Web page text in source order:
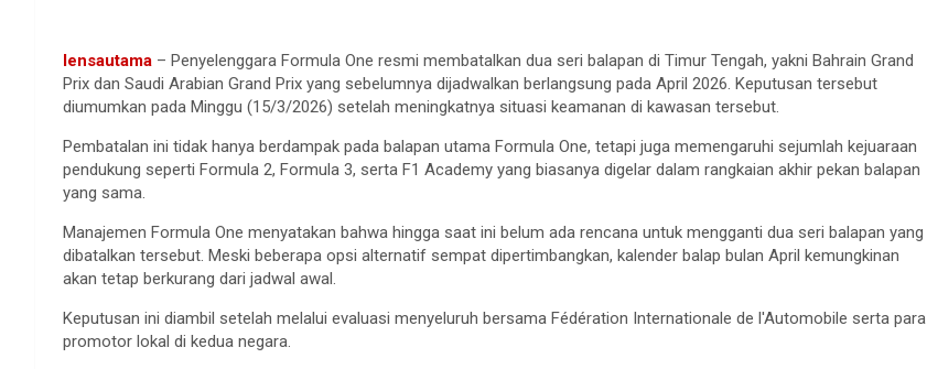
lensautama – Penyelenggara Formula One resmi membatalkan dua seri balapan di Timur Tengah, yakni Bahrain Grand
Prix dan Saudi Arabian Grand Prix yang sebelumnya dijadwalkan berlangsung pada April 2026. Keputusan tersebut
diumumkan pada Minggu (15/3/2026) setelah meningkatnya situasi keamanan di kawasan tersebut.
Pembatalan ini tidak hanya berdampak pada balapan utama Formula One, tetapi juga memengaruhi sejumlah kejuaraan
pendukung seperti Formula 2, Formula 3, serta F1 Academy yang biasanya digelar dalam rangkaian akhir pekan balapan
yang sama.
Manajemen Formula One menyatakan bahwa hingga saat ini belum ada rencana untuk mengganti dua seri balapan yang
dibatalkan tersebut. Meski beberapa opsi alternatif sempat dipertimbangkan, kalender balap bulan April kemungkinan
akan tetap berkurang dari jadwal awal.
Keputusan ini diambil setelah melalui evaluasi menyeluruh bersama Fédération Internationale de l'Automobile serta para
promotor lokal di kedua negara.